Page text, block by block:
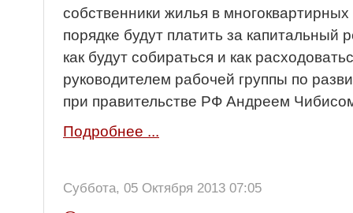
собственники жилья в
порядке будут платить за
как будут собираться и как
руководителем рабочей группы по
при правительстве РФ Андреем
Подробнее ...
Суббота, 05 Октября 2013 07:05